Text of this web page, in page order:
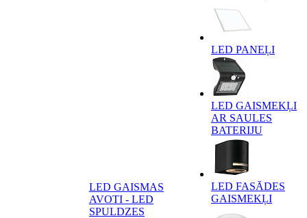
LED GAISMAS
AVOTI - LED
SPULDZES
LED PANEĻI
LED GAISMEKĻI
AR SAULES
BATERIJU
LED FASĀDES
GAISMEKĻI